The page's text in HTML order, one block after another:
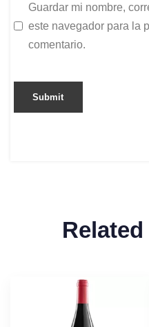
Guardar mi nombre,
este navegador para la
comentario.